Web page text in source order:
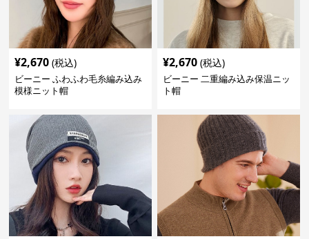
¥2,670 (税込)
ビーニー ふわふわ毛糸編み込み
模様ニット帽
¥2,670 (税込)
ビーニー 二重編み込み保温ニッ
ト帽